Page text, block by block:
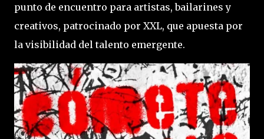
punto de encuentro para artistas, bailarines y
creativos, patrocinado por XXL, que apuesta por
la visibilidad del talento emergente.